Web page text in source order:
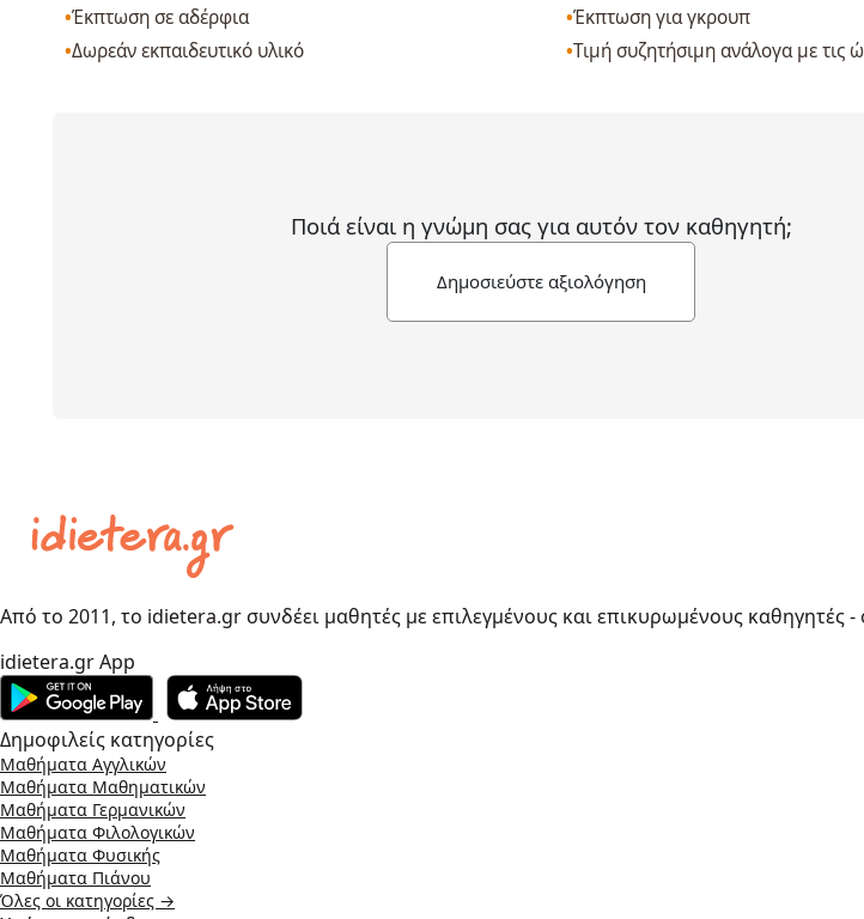
Έκπτωση σε αδέρφια
Έκπτωση για γκρουπ
Δωρεάν εκπαιδευτικό υλικό
Τιμή συζητήσιμη ανάλογα με τις
Ποιά είναι η γνώμη σας για αυτόν τον καθηγητή;
Δημοσιεύστε αξιολόγηση
Από το 2011, το idietera.gr συνδέει μαθητές με επιλεγμένους και επικυρωμένους καθηγητές
idietera.gr App
Δημοφιλείς κατηγορίες
Μαθήματα Αγγλικών
Μαθήματα Μαθηματικών
Μαθήματα Γερμανικών
Μαθήματα Φιλολογικών
Μαθήματα Φυσικής
Μαθήματα Πιάνου
Όλες οι κατηγορίες →